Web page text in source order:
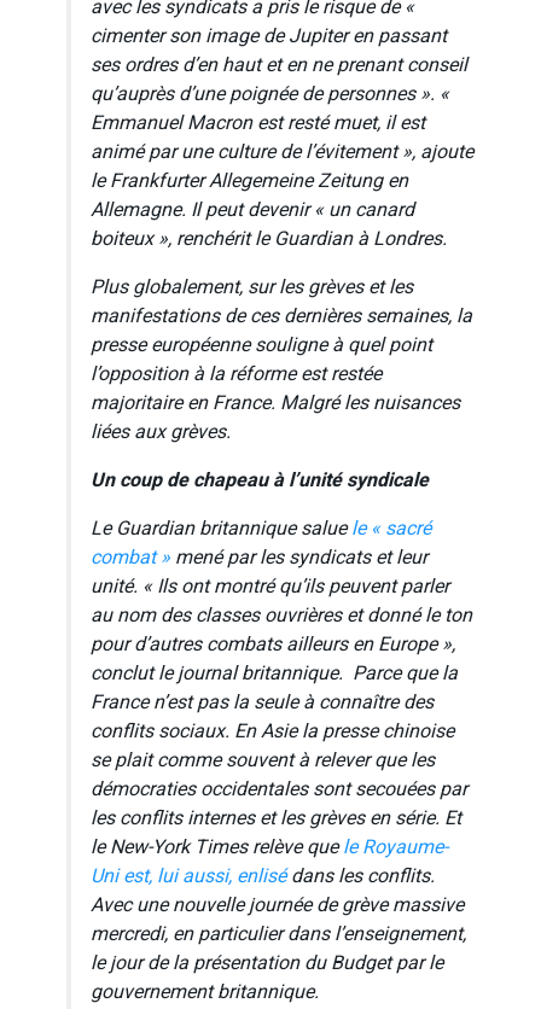
avec les syndicats a pris le risque de «
cimenter son image de Jupiter en passant
ses ordres d’en haut et en ne prenant conseil
qu’auprès d’une poignée de personnes ». «
Emmanuel Macron est resté muet, il est
animé par une culture de l’évitement », ajoute
leFrankfurter Allegemeine Zeitungen
Allemagne. Il peut devenir « un canard
boiteux », renchérit le Guardian à Londres.
Plus globalement, sur les grèves et les
manifestations de ces dernières semaines, la
presse européenne souligne à quel point
l’opposition à la réforme est restée
majoritaire en France. Malgré les nuisances
liées aux grèves.
Un coup de chapeau à l’unité syndicale
LeGuardianbritannique saluele « sacré
combat » mené par les syndicats et leur
unité. «Ils ont montré qu’ils peuvent parler
au nom des classes ouvrières et donné le ton
pour d’autres combats ailleurs en Europe »,
conclut le journal britannique. Parce que la
France n’est pas la seule à connaître des
conflits sociaux. En Asie la presse chinoise
se plait comme souvent à relever que les
démocraties occidentales sont secouées par
les conflits internes et les grèves en série. Et
leNew-York Timesrelève quele Royaume-
Uni est, lui aussi, enlisédans les conflits.
Avec une nouvelle journée de grève massive
mercredi, en particulier dans l’enseignement,
le jour de la présentation du Budget par le
gouvernement britannique.